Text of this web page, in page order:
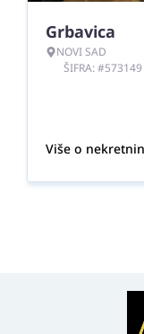
Grbavica
NOVI SAD
ŠIFRA: #573149
Više o